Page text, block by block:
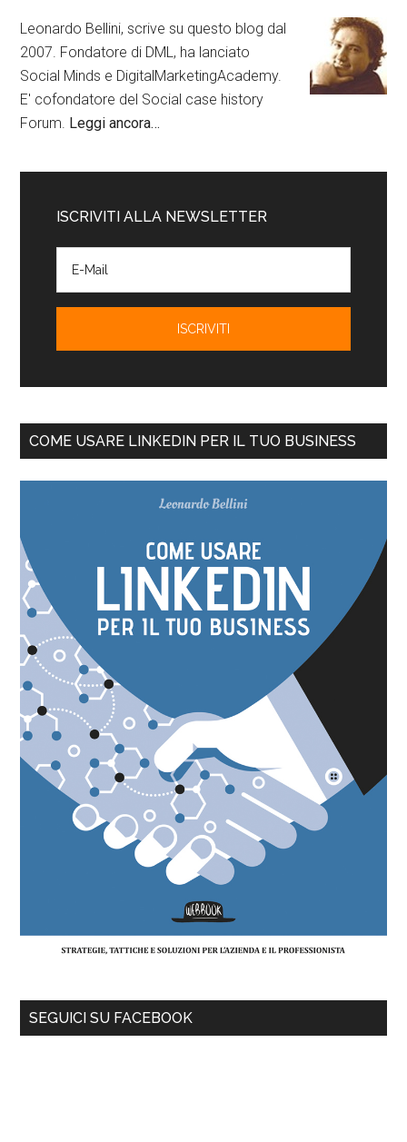
Leonardo Bellini, scrive su questo blog dal
2007. Fondatore di DML, ha lanciato
Social Minds e DigitalMarketingAcademy.
E' cofondatore del Social case history
Forum. Leggi ancora…
ISCRIVITI ALLA NEWSLETTER
COME USARE LINKEDIN PER IL TUO BUSINESS
SEGUICI SU FACEBOOK